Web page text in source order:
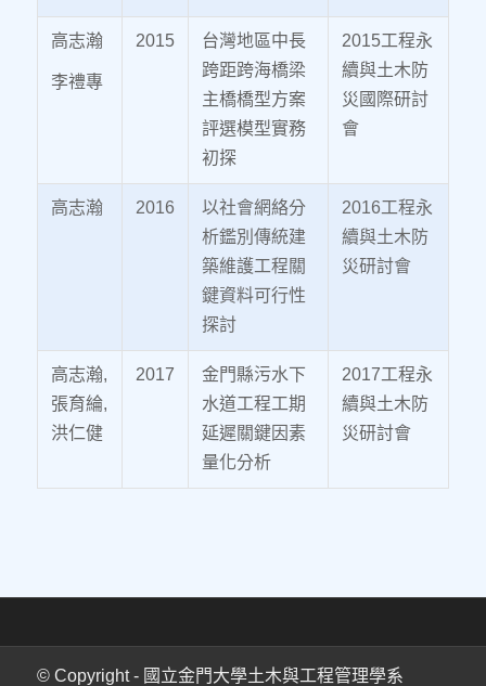
高志瀚
李禮專
2015
台灣地區中長
跨距跨海橋梁
主橋橋型方案
評選模型實務
初探
2015工程永
續與土木防
災國際研討
會
高志瀚 2016
以社會網絡分
析鑑別傳統建
築維護工程關
鍵資料可行性
探討
2016工程永
續與土木防
災研討會
高志瀚,
張育綸,
洪仁健
2017
金門縣污水下
水道工程工期
延遲關鍵因素
量化分析
2017工程永
續與土木防
災研討會
© Copyright - 國立金門大學土木與工程管理學系